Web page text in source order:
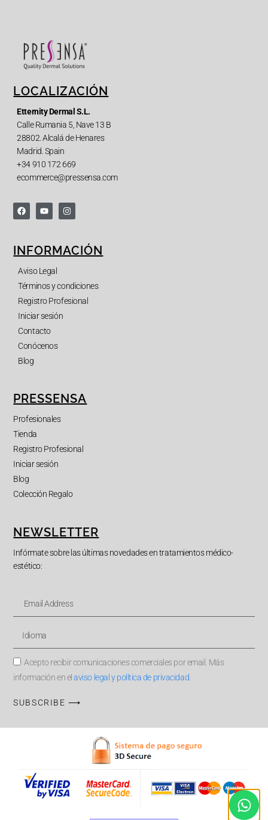
LOCALIZACIÓN
Etternity Dermal S.L.
Calle Rumania 5, Nave 13 B
28802. Alcalá de Henares
Madrid. Spain
+34 910 172 669
ecommerce@pressensa.com
INFORMACIÓN
Aviso Legal
Términos y condiciones
Registro Profesional
Iniciar sesión
Contacto
Conócenos
Blog
PRESSENSA
Profesionales
Tienda
Registro Profesional
Iniciar sesión
Blog
Colección Regalo
NEWSLETTER
Infórmate sobre las últimas novedades en tratamientos médico-
estético:
Acepto recibir comunicaciones comerciales por email. Más
información en elaviso legal y política de privacidad
SUBSCRIBE ⟶